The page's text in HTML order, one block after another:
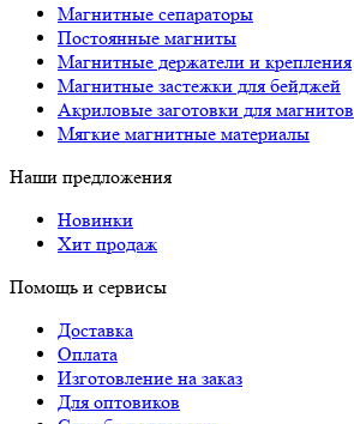
Магнитные сепараторы
Постоянные магниты
Магнитные держатели и крепления
Магнитные застежки для бейджей
Акриловые заготовки для магнитов
Мягкие магнитные материалы
Наши предложения
Новинки
Хит продаж
Помощь и сервисы
Доставка
Оплата
Изготовление на заказ
Для оптовиков